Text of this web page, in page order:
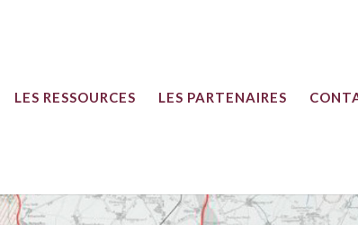
LES RESSOURCES LES PARTENAIRES